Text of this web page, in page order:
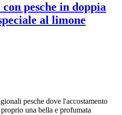
pesche in doppia
al limone
pesche dove l'accostamento
una bella e profumata